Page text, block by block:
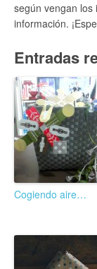
según vengan los
información.
Entradas
Cogiendo aire…